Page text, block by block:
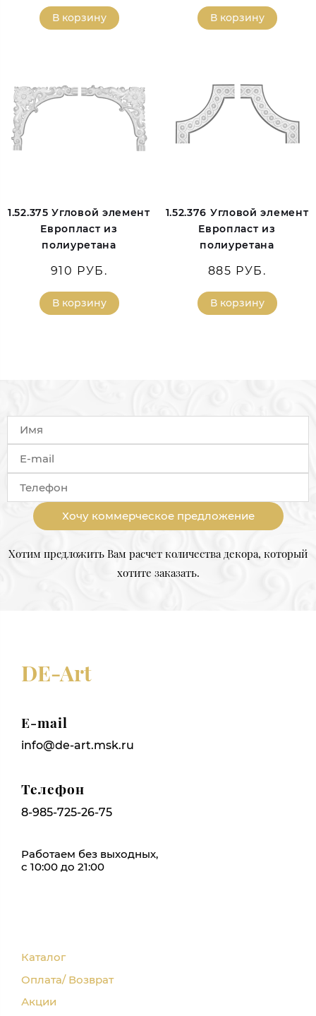
В корзину В корзину
1.52.375 Угловой элемент
Европласт из
полиуретана
910 РУБ.
В корзину
1.52.376 Угловой элемент
Европласт из
полиуретана
885 РУБ.
В корзину
Хочу коммерческое предложение
Хотим предложить Вам расчет количества декора, который
хотите заказать.
DE-Art
E-mail
info@de-art.msk.ru
Телефон
8-985-725-26-75
Работаем без выходных,
с 10:00 до 21:00
Каталог
Оплата/ Возврат
Акции